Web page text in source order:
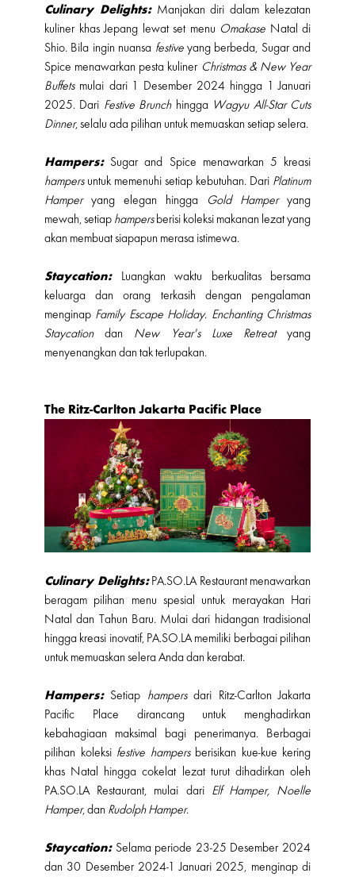
Culinary Delights:Manjakan diri dalam kelezatan
kuliner khas Jepang lewat set menu Omakase Natal di
Shio. Bila ingin nuansa festiveyang berbeda, Sugar and
Spice menawarkan pesta kuliner Christmas & New Year
Buffetsmulai dari 1 Desember 2024 hingga 1 Januari
2025. Dari Festive Brunchhingga Wagyu All-Star Cuts
Dinner, selalu ada pilihan untuk memuaskan setiap selera.
Hampers:Sugar and Spice menawarkan 5 kreasi
hampersuntuk memenuhi setiap kebutuhan. Dari Platinum
Hamperyang elegan hingga Gold Hamperyang
mewah, setiap hampersberisi koleksi makanan lezat yang
akan membuat siapapun merasa istimewa.
Staycation:Luangkan waktu berkualitas bersama
keluarga dan orang terkasih dengan pengalaman
menginap Family Escape Holiday. Enchanting Christmas
Staycationdan New Year's Luxe Retreatyang
menyenangkan dan tak terlupakan.
The Ritz-Carlton Jakarta Pacific Place
Culinary Delights:PA.SO.LA Restaurant menawarkan
beragam pilihan menu spesial untuk merayakan Hari
Natal dan Tahun Baru. Mulai dari hidangan tradisional
hingga kreasi inovatif, PA.SO.LA memiliki berbagai pilihan
untuk memuaskan selera Anda dan kerabat.
Hampers:Setiap hampersdari Ritz-Carlton Jakarta
Pacific Place dirancang untuk menghadirkan
kebahagiaan maksimal bagi penerimanya. Berbagai
pilihan koleksi festive hampersberisikan kue-kue kering
khas Natal hingga cokelat lezat turut dihadirkan oleh
PA.SO.LA Restaurant, mulai dari Elf Hamper, Noelle
Hamper, dan Rudolph Hamper.
Staycation:Selama periode 23-25 Desember 2024
dan 30 Desember 2024-1 Januari 2025, menginap di